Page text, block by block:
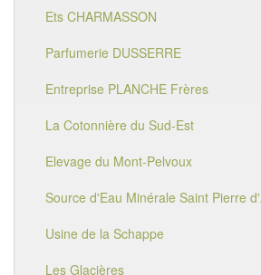
Ets CHARMASSON
Parfumerie DUSSERRE
Entreprise PLANCHE Frères
La Cotonnière du Sud-Est
Elevage du Mont-Pelvoux
Source d'Eau Minérale Saint Pierre
Usine de la Schappe
Les Glacières